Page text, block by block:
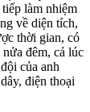
làm nhiệm
về diện tích,
thời gian, có
đêm, cả lúc
của anh
điện thoại